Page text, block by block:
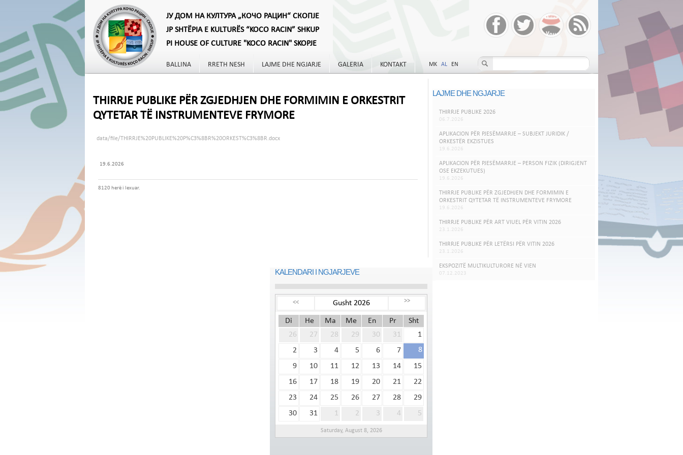
ЈУ ДОМ НА КУЛТУРА „КОЧО РАЦИН“ СКОПЈЕ
JP SHTËPIA E KULTURËS “KOCO RACIN” SHKUP
PI HOUSE OF CULTURE "KOCO RACIN" SKOPJE
BALLINA RRETH NESH LAJME DHE NGJARJE GALERIA KONTAKT MK AL EN
THIRRJE PUBLIKE PËR ZGJEDHJEN DHE FORMIMIN E ORKESTRIT
QYTETAR TË INSTRUMENTEVE FRYMORE
data/file/THIRRJE%20PUBLIKE%20P%C3%8BR%20ORKEST%C3%8BR.docx
19.6.2026
8120 herë i lexuar.
LAJME DHE NGJARJE
THIRRJE PUBLIKE 2026
06.7.2026
APLIKACION PËR PJESËMARRJE – SUBJEKT JURIDIK /
ORKESTËR EKZISTUES
19.6.2026
APLIKACION PËR PJESËMARRJE – PERSON FIZIK (DIRIGJENT
OSE EKZEKUTUES)
19.6.2026
THIRRJE PUBLIKE PËR ZGJEDHJEN DHE FORMIMIN E
ORKESTRIT QYTETAR TË INSTRUMENTEVE FRYMORE
19.6.2026
THIRRJE PUBLIKE PËR ART VIUEL PËR VITIN 2026
23.1.2026
THIRRJE PUBLIKE PËR LETËRSI PËR VITIN 2026
23.1.2026
EKSPOZITË MULTIKULTURORE NË VIEN
07.12.2023
KALENDARI I NGJARJEVE
<< Gusht 2026 >>
Di He Ma Me En Pr
Sht
26
27 28 29 30 31
1
2
3 4 5 6 7
8
9
10 11 12 13 14
15
16
17 18 19 20 21
22
23
24 25 26 27 28
29
30
31 1 2 3 4 5
Saturday, August 8, 2026